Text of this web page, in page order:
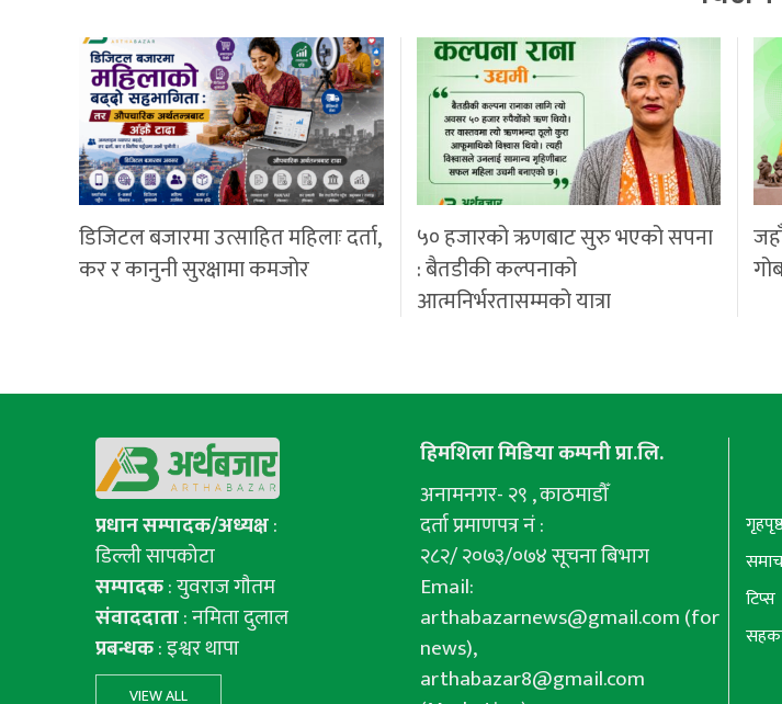
डिजिटल बजारमा उत्साहित महिलाः दर्ता,
कर र कानुनी सुरक्षामा कमजोर
५० हजारको ऋणबाट सुरु भएको सपना
: बैतडीकी कल्पनाको
आत्मनिर्भरतासम्मको यात्रा
प्रधान सम्पादक/अध्यक्ष:
डिल्ली सापकोटा
सम्पादक: युवराज गाैतम
संवाददाता: नमिता दुलाल
प्रबन्धक: इश्वर थापा
VIEW ALL
हिमशिला मिडिया कम्पनी प्रा.लि.
अनामनगर- २९ , काठमाडौँ
दर्ता प्रमाणपत्र नं :
२८२/ २०७३/०७४ सूचना बिभाग
Email:
arthabazarnews@gmail.com(for
news),
arthabazar8@gmail.com
टिप्स